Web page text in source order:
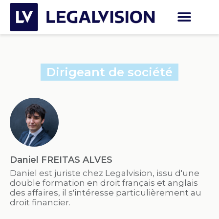
Dirigeant de société
Daniel FREITAS ALVES
Daniel est juriste chez Legalvision, issu d'une
double formation en droit français et anglais
des affaires, il s'intéresse particulièrement au
droit financier.